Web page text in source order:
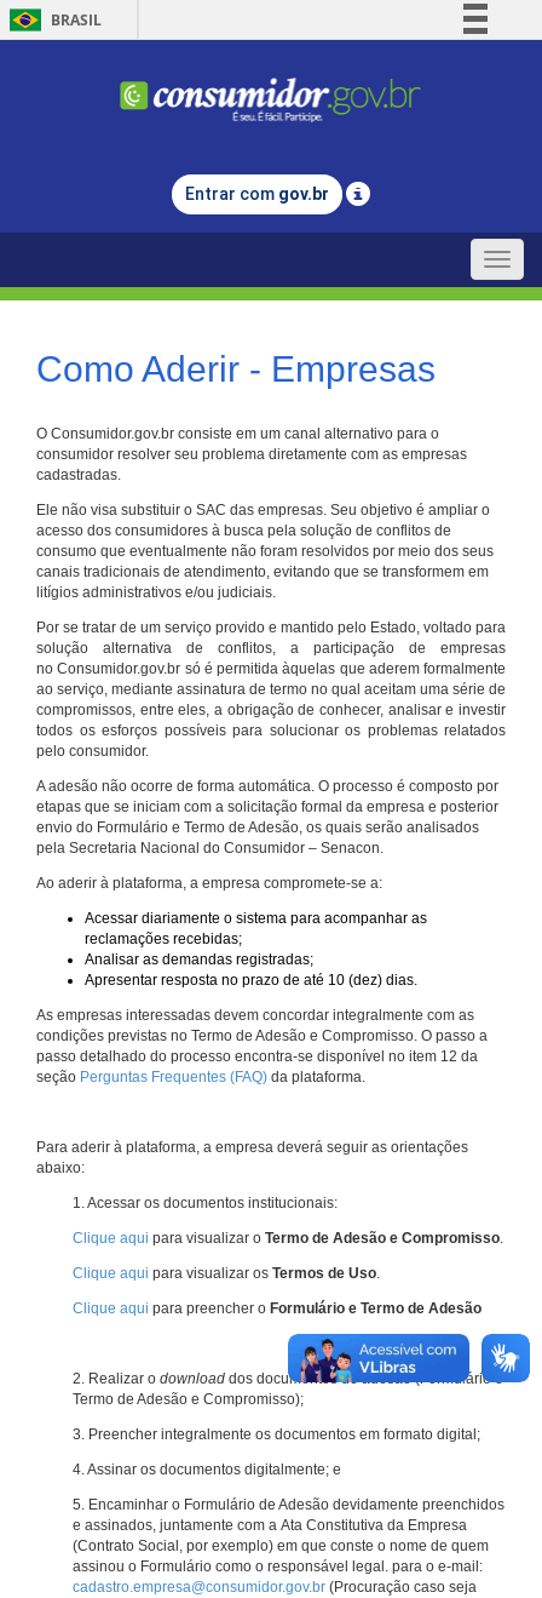
BRASIL
Comunica BR
Legislação
Entrar com gov.br
Toggle
Como Aderir - Empresas
O Consumidor.gov.br consiste em um canal alternativo para o
consumidor resolver seu problema diretamente com as empresas
cadastradas.
Ele não visa substituir o SAC das empresas. Seu objetivo é ampliar o
acesso dos consumidores à busca pela solução de conflitos de
consumo que eventualmente não foram resolvidos por meio dos seus
canais tradicionais de atendimento, evitando que se transformem em
litígios administrativos e/ou judiciais.
Por se tratar de um serviço provido e mantido pelo Estado, voltado para
solução alternativa de conflitos, a participação de empresas
no Consumidor.gov.br só é permitida àquelas que aderem formalmente
ao serviço, mediante assinatura de termo no qual aceitam uma série de
compromissos, entre eles, a obrigação de conhecer, analisar e investir
todos os esforços possíveis para solucionar os problemas relatados
pelo consumidor.
A adesão não ocorre de forma automática. O processo é composto por
etapas que se iniciam com a solicitação formal da empresa e posterior
envio do Formulário e Termo de Adesão, os quais serão analisados
pela Secretaria Nacional do Consumidor – Senacon.
Ao aderir à plataforma, a empresa compromete-se a:
Acessar diariamente o sistema para acompanhar as
reclamações recebidas;
Analisar as demandas registradas;
Apresentar resposta no prazo de até 10 (dez) dias.
As empresas interessadas devem concordar integralmente com as
condições previstas no Termo de Adesão e Compromisso. O passo a
passo detalhado do processo encontra-se disponível no item 12 da
seção Perguntas Frequentes (FAQ) da plataforma.
Para aderir à plataforma, a empresa deverá seguir as orientações
abaixo:
1. Acessar os documentos institucionais:
Clique aqui para visualizar o Termo de Adesão e Compromisso.
Clique aqui para visualizar os Termos de Uso.
Clique aqui para preencher o Formulário e Termo de Adesão
2. Realizar o download dos documentos de adesão (Formulário e
Termo de Adesão e Compromisso);
3. Preencher integralmente os documentos em formato digital;
4. Assinar os documentos digitalmente; e
5. Encaminhar o Formulário de Adesão devidamente preenchidos
e assinados, juntamente com a Ata Constitutiva da Empresa
(Contrato Social, por exemplo) em que conste o nome de quem
assinou o Formulário como o responsável legal. para o e-mail:
cadastro.empresa@consumidor.gov.br (Procuração caso seja